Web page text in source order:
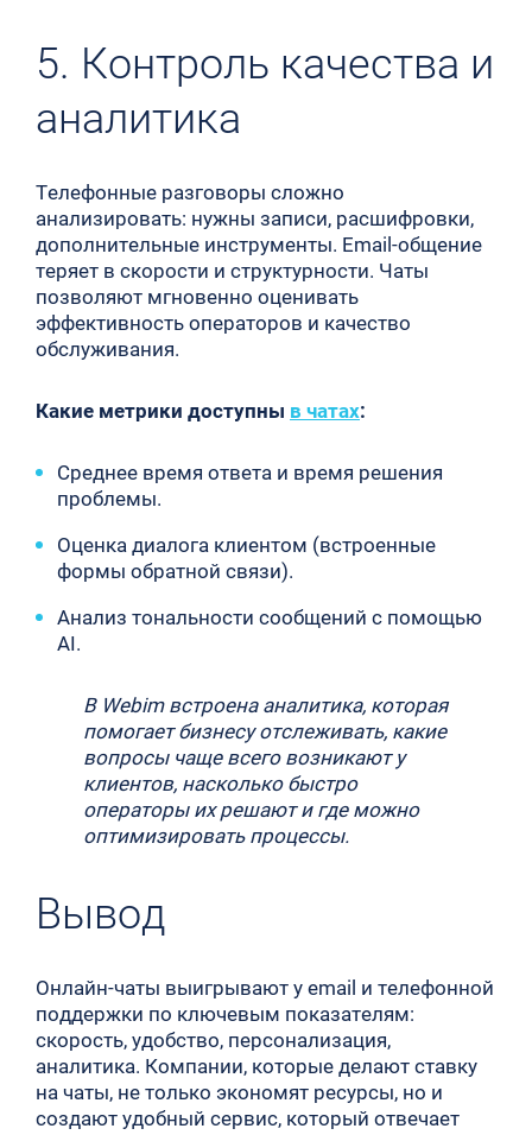
5. Контроль качества и
аналитика
Телефонные разговоры сложно
анализировать: нужны записи, расшифровки,
дополнительные инструменты. Email-общение
теряет в скорости и структурности. Чаты
позволяют мгновенно оценивать
эффективность операторов и качество
обслуживания.
Какие метрики доступны в чатах:
Среднее время ответа и время решения
проблемы.
Оценка диалога клиентом (встроенные
формы обратной связи).
Анализ тональности сообщений с помощью
AI.
В Webim встроена аналитика, которая
помогает бизнесу отслеживать, какие
вопросы чаще всего возникают у
клиентов, насколько быстро
операторы их решают и где можно
оптимизировать процессы.
Вывод
Онлайн-чаты выигрывают у email и телефонной
поддержки по ключевым показателям:
скорость, удобство, персонализация,
аналитика. Компании, которые делают ставку
на чаты, не только экономят ресурсы, но и
создают удобный сервис, который отвечает